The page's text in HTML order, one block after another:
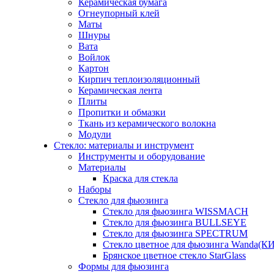
Керамическая бумага
Огнеупорный клей
Маты
Шнуры
Вата
Войлок
Картон
Кирпич теплоизоляционный
Керамическая лента
Плиты
Пропитки и обмазки
Ткань из керамического волокна
Модули
Стекло: материалы и инструмент
Инструменты и оборудование
Материалы
Краска для стекла
Наборы
Стекло для фьюзинга
Стекло для фьюзинга WISSMACH
Стекло для фьюзинга BULLSEYE
Стекло для фьюзинга SPECTRUM
Стекло цветное для фьюзинга
Брянское цветное стекло StarGlass
Формы для фьюзинга